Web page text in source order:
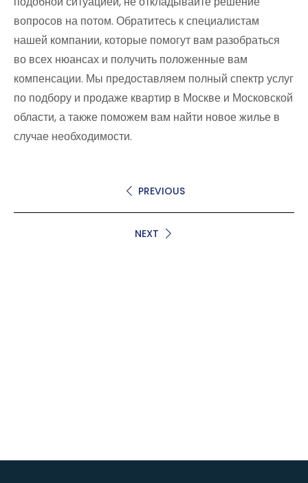
вопросов на потом. Обратитесь к специалистам
нашей компании, которые помогут вам разобраться
во всех нюансах и получить положенные вам
компенсации. Мы предоставляем полный спектр услуг
по подбору и продаже квартир в Москве и Московской
области, а также поможем вам найти новое жилье в
случае необходимости.
PREVIOUS
NEXT